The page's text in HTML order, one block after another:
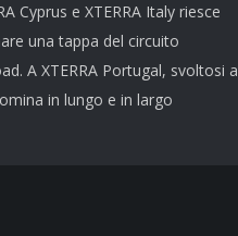
Cyprus e XTERRA Italy riesce
una tappa del circuito
A XTERRA Portugal, svoltosi a
in lungo e in largo